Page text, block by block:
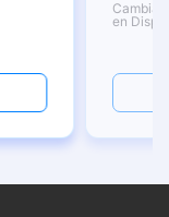
Cambia
en